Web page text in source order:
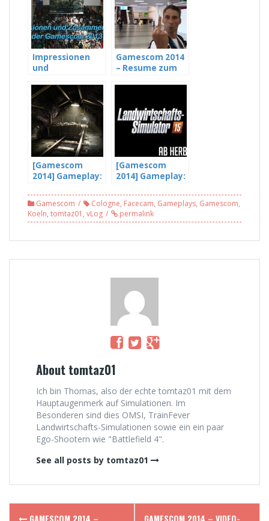
Impressionen
und
tt der
Gamescom 2013
[HD]
Gamescom 2014
– Resume zum
[Gamescom
2014] Gameplay:
War Of The
Machines [Free
To Play]
[Gamescom
2014] Gameplay:
Landwirtschafts
simulator 2015
Gamescom Cologne, Facecam, Gameplays, Gamescom,
Koeln, tomtaz01 , vLog permalink
About tomtaz01
Ich bin Thomas, also der echte tomtaz01 mit dem
Hauptaugenmerk auf Simulationen. Im
Besonderen sind dies OMSI, TrainFever
Landwirtschafts-Simulationen sowie ein ein paar
Ego-Shootern wie "Battlefield 4".
See all posts by tomtaz01
PostGAMESCOM 2014 – GAMESCOM 2014 – VIDEO-